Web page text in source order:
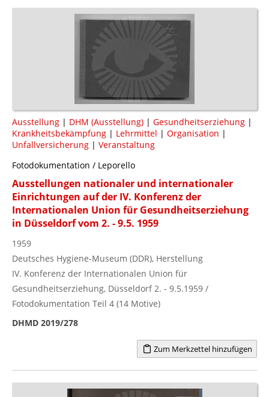
Ausstellung | DHM (Ausstellung) | Gesundheitserziehung |
Krankheitsbekämpfung | Lehrmittel | Organisation |
Unfallversicherung | Veranstaltung
Fotodokumentation / Leporello
Ausstellungen nationaler und internationaler
Einrichtungen auf der IV. Konferenz der
Internationalen Union für Gesundheitserziehung
in Düsseldorf vom 2. - 9.5. 1959
1959
Deutsches Hygiene-Museum (DDR), Herstellung
IV. Konferenz der Internationalen Union für
Gesundheitserziehung, Düsseldorf 2. - 9.5.1959 /
Fotodokumentation Teil 4 (14 Motive)
DHMD 2019/278
Zum Merkzettel hinzufügen